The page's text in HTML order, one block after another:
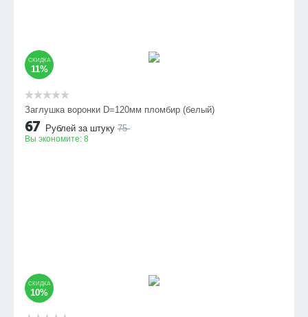
СКИДКА
11%
Заглушка воронки D=120мм пломбир (белый)
67 Рублей за штуку 75
Вы экономите: 8
СКИДКА
10%